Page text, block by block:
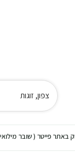
צפון, זוגות
באתר פייטר ( שובר